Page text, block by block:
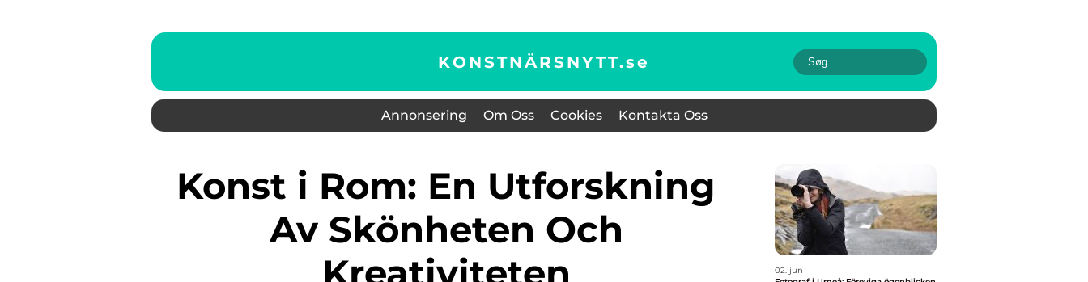
KONSTNÄRSNYTT.se
Annonsering Om Oss Cookies Kontakta Oss
Konst i Rom: En Utforskning
Av Skönheten Och
Kreativiteten
02. jun